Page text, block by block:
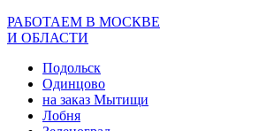
РАБОТАЕМ В МОСКВЕ
И ОБЛАСТИ
Подольск
Одинцово
на заказ Мытищи
Лобня